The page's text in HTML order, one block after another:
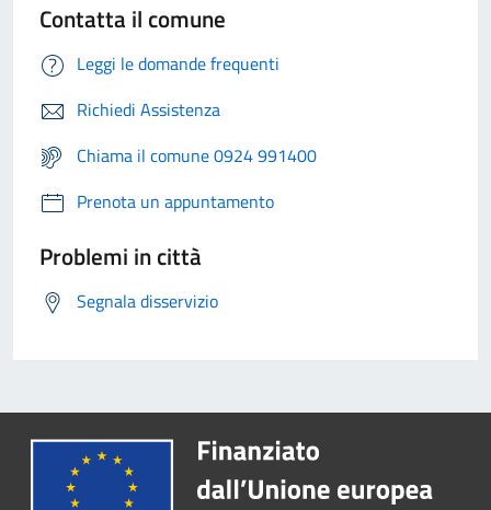
Contatta il comune
Leggi le domande frequenti
Richiedi Assistenza
Chiama il comune 0924 991400
Prenota un appuntamento
Problemi in città
Segnala disservizio